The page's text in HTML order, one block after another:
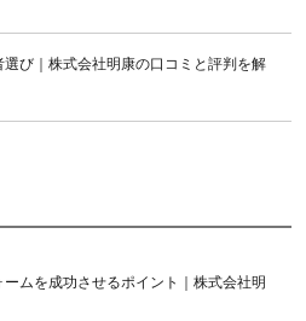
び｜株式会社明康の口コミと評判を解
ムを成功させるポイント｜株式会社明